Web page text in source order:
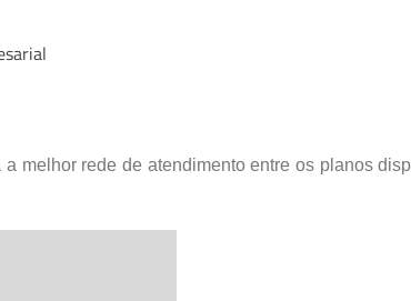
melhor rede de atendimento entre os planos